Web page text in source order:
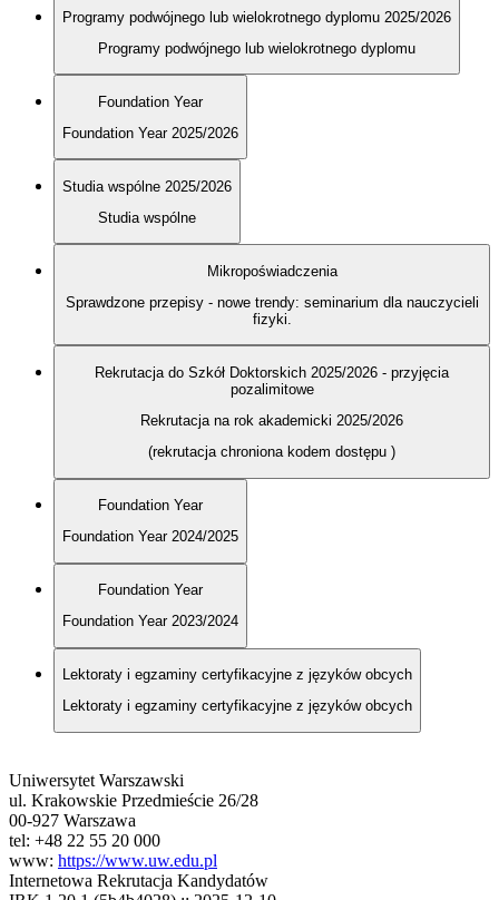
Programy podwójnego lub wielokrotnego dyplomu 2025/2026
Programy podwójnego lub wielokrotnego dyplomu
Foundation Year
Foundation Year 2025/2026
Studia wspólne 2025/2026
Studia wspólne
Mikropoświadczenia
Sprawdzone przepisy - nowe trendy: seminarium dla nauczycieli
fizyki.
Rekrutacja do Szkół Doktorskich 2025/2026 - przyjęcia
pozalimitowe
Rekrutacja na rok akademicki 2025/2026
(rekrutacja chroniona kodem dostępu )
Foundation Year
Foundation Year 2024/2025
Foundation Year
Foundation Year 2023/2024
Lektoraty i egzaminy certyfikacyjne z języków obcych
Lektoraty i egzaminy certyfikacyjne z języków obcych
Uniwersytet Warszawski
ul. Krakowskie Przedmieście 26/28
00-927 Warszawa
tel: +48 22 55 20 000
www: https://www.uw.edu.pl
Internetowa Rekrutacja Kandydatów